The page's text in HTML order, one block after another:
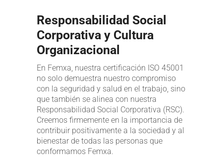
Responsabilidad Social
Corporativa y Cultura
Organizacional
En Femxa, nuestra certificación ISO 45001
no solo demuestra nuestro compromiso
con la seguridad y salud en el trabajo, sino
que también se alinea con nuestra
Responsabilidad Social Corporativa (RSC).
Creemos firmemente en la importancia de
contribuir positivamente a la sociedad y al
bienestar de todas las personas que
conformamos Femxa.